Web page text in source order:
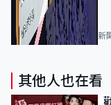
新
其他人也在看